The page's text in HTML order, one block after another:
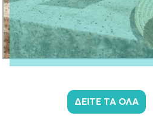
ΔΕΙΤΕ ΤΑ ΟΛΑ